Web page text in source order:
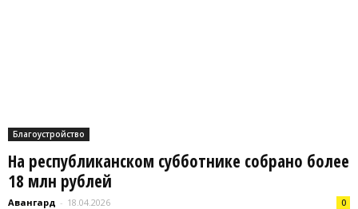
Благоустройство
На республиканском субботнике собрано более
18 млн рублей
Авангард - 18.04.2026 0